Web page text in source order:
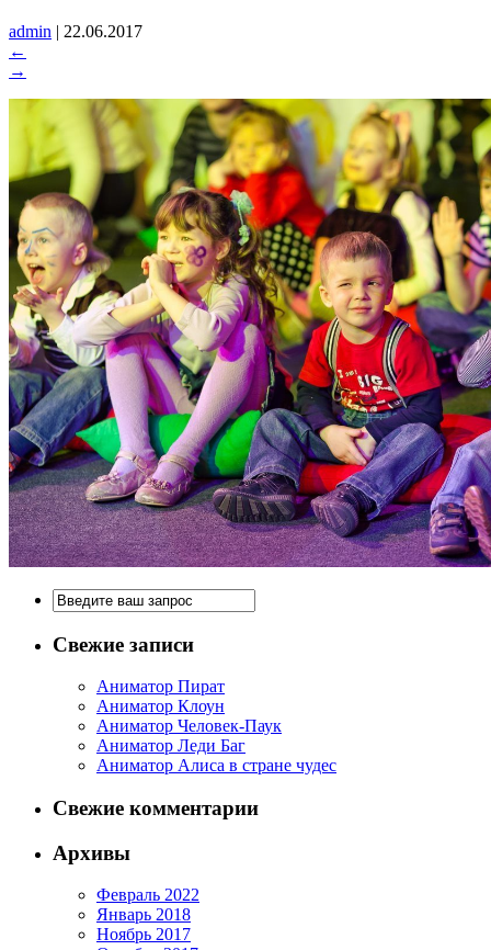
admin | 22.06.2017
←
→
Свежие записи
Аниматор Пират
Аниматор Клоун
Аниматор Человек-Паук
Аниматор Леди Баг
Аниматор Алиса в стране чудес
Свежие комментарии
Архивы
Февраль 2022
Январь 2018
Ноябрь 2017